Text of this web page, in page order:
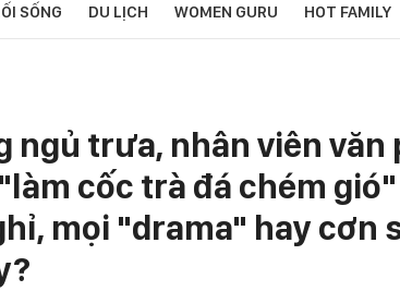
SỐNG DU LỊCH WOMEN GURU HOT FAMILY
ngủ trưa, nhân viên văn
cốc trà đá chém
mọi "drama" hay cơn